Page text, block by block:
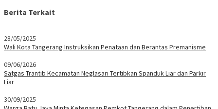
Berita Terkait
28/05/2025
Wali Kota Tangerang Instruksikan Penataan dan Berantas Premanisme
09/06/2026
Satgas Trantib Kecamatan Neglasari Tertibkan Spanduk Liar dan Parkir
Liar
30/09/2025